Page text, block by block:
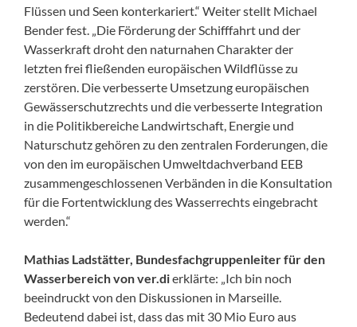
Flüssen und Seen konterkariert.“ Weiter stellt Michael
Bender fest. „Die Förderung der Schifffahrt und der
Wasserkraft droht den naturnahen Charakter der
letzten frei fließenden europäischen Wildflüsse zu
zerstören. Die verbesserte Umsetzung europäischen
Gewässerschutzrechts und die verbesserte Integration
in die Politikbereiche Landwirtschaft, Energie und
Naturschutz gehören zu den zentralen Forderungen, die
von den im europäischen Umweltdachverband EEB
zusammengeschlossenen Verbänden in die Konsultation
für die Fortentwicklung des Wasserrechts eingebracht
werden.“
Mathias Ladstätter, Bundesfachgruppenleiter für den
Wasserbereich von ver.dierklärte: „Ich bin noch
beeindruckt von den Diskussionen in Marseille.
Bedeutend dabei ist, dass das mit 30 Mio Euro aus